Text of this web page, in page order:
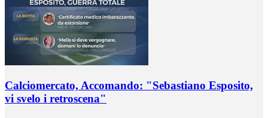
Calciomercato, Accomando: "Sebastiano Esposito,
vi svelo i retroscena"